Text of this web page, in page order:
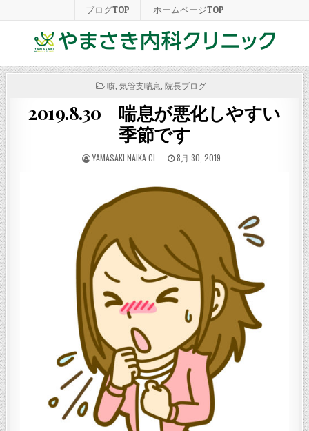
ブログTOP ホームページTOP
POSTED
咳 気管支喘息 院長ブログ
2019.8.30 喘息が悪化しやすい
季節です
POSTED
YAMASAKI NAIKA CL.
POSTED
8月 30, 2019